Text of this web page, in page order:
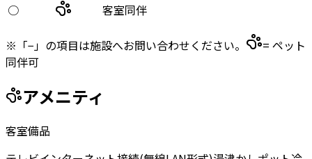
○
客室同伴
※「−」の項目は施設へお問い合わせください。
= ペット
同伴可
アメニティ
客室備品